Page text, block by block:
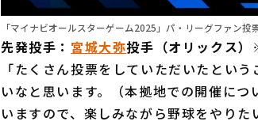
「マイナビオールスターゲーム2025」パ・リーグファン投
先発投手： 宮城大弥投手（オリックス
「たくさん投票をしていただいたとい
いなと思います。（本拠地での開催に
いますので、楽しみながら野球をやり